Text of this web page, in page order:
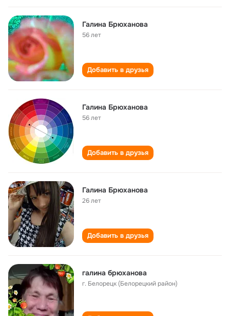
Галина Брюханова
56 лет
Добавить в друзья
Галина Брюханова
56 лет
Добавить в друзья
Галина Брюханова
26 лет
Добавить в друзья
галина брюханова
г. Белорецк (Белорецкий район)